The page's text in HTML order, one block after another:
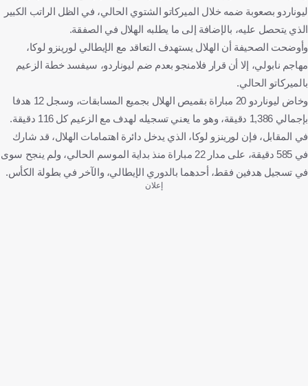
ليوناردو بصعوبة ضمه خلال الميركاتو الشتوي الحالي، في الظل الراتب الكبير
الذي يتحصل عليه، بالإضافة إلى ما يطلبه الهلال في الصفقة.
وأوضحت الصحيفة أن الهلال يستهدف التعاقد مع الإيطالي لورينزو لوكا،
مهاجم نابولي، إلا أن قرار فلامنجو بعدم ضم ليوناردو، سيفسد خطة الزعيم
بالميركاتو الحالي.
وخاض ليوناردو 20 مباراة بقميص الهلال بجميع المسابقات، وسجل 12 هدفا
بإجمالي 1,386 دقيقة، وهو ما يعني تسجيله لهدف مع الزعيم كل 116 دقيقة.
في المقابل، فإن لورينزو لوكا، الذي يدخل دائرة اهتمامات الهلال، قد شارك
في 585 دقيقة، على مدار 22 مباراة منذ بداية الموسم الحالي، ولم ينجح سوى
في تسجيل هدفين فقط، أحدهما بالدوري الإيطالي، والآخر في بطولة الكأس.
إعلان